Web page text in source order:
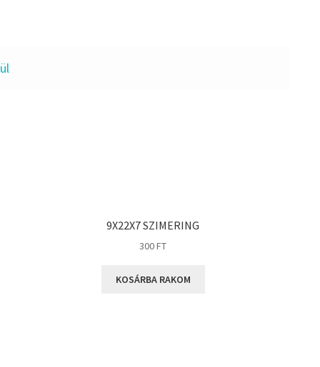
9X22X7 SZIMERING
300FT
KOSÁRBA RAKOM